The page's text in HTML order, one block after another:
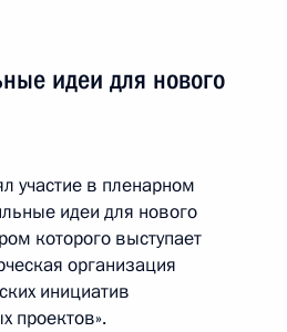
идеи для нового
участие в пленарном
идеи для нового
которого выступает
организация
инициатив
проектов».